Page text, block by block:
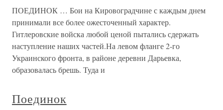
ПОЕДИНОК … Бои на Кировоградчине с каждым днем
принимали все более ожесточенный характер.
Гитлеровские войска любой ценой пытались сдержать
наступление наших частей.На левом фланге 2-го
Украинского фронта, в районе деревни Дарьевка,
образовалась брешь. Туда и
Поединок